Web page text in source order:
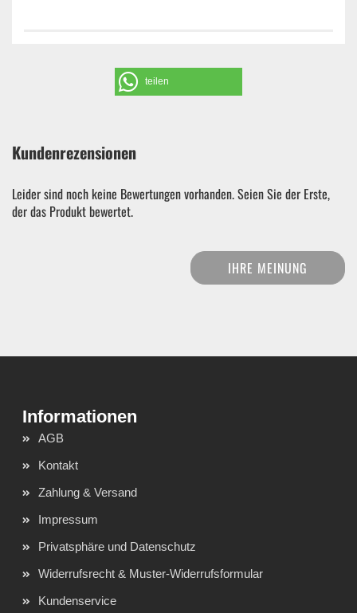
teilen
Kundenrezensionen
Leider sind noch keine Bewertungen vorhanden. Seien Sie der Erste,
der das Produkt bewertet.
IHRE MEINUNG
AGB
Kontakt
Zahlung & Versand
Impressum
Privatsphäre und Datenschutz
Widerrufsrecht & Muster-Widerrufsformular
Kundenservice